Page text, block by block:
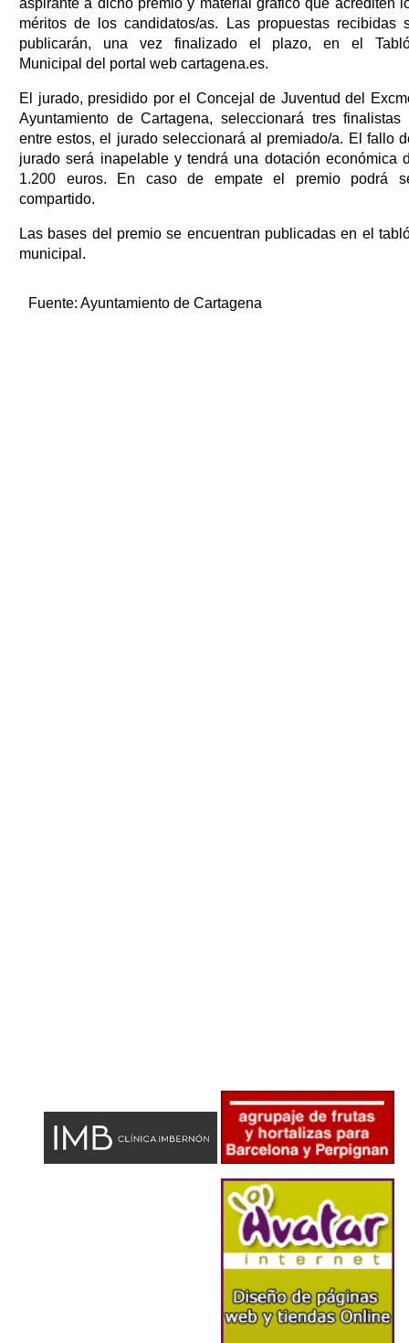
méritos de los candidatos/as. Las propuestas recibidas
publicarán, una vez finalizado el plazo, en el
Municipal del portal web cartagena.es.
El jurado, presidido por el Concejal de Juventud del
Ayuntamiento de Cartagena, seleccionará tres finalistas
entre estos, el jurado seleccionará al premiado/a. El fallo
jurado será inapelable y tendrá una dotación económica
1.200 euros. En caso de empate el premio podrá
compartido.
Las bases del premio se encuentran publicadas en el
municipal.
Fuente: Ayuntamiento de Cartagena